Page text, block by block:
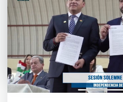
inauguró oficialmente las
noviembre en
años de Emanc...
Leer más